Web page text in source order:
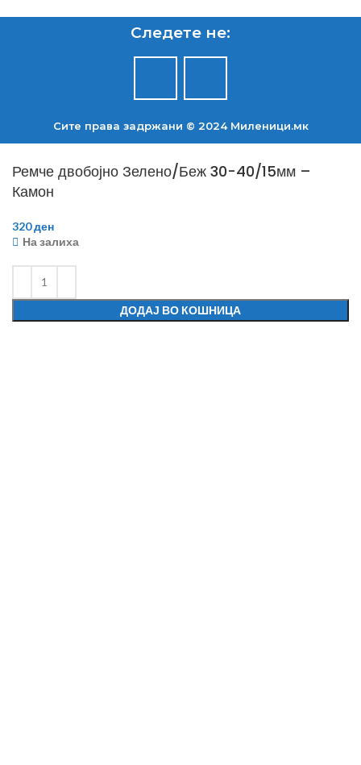
Следете не:
Сите права задржани © 2024 Mиленици.мк
Ремче двобојно Зелено/Беж 30-40/15мм –
Камон
320ден
На залиха
ДОДАЈ ВО КОШНИЦА